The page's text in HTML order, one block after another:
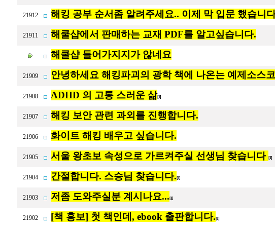
21912 해킹 공부 순서좀 알려주세요.. 이제 막 입문 했습니
21911 해쿨샵에서 판매하는 교재 PDF를 알고싶습니다.
해쿨샵 들어가지지가 않네요
21909 안녕하세요 해킹파괴의 광학 책에 나온는 예제소스
21908 ADHD 의 고통 스러운 삶[1]
21907 해킹 보안 관련 과외를 진행합니다.
21906 화이트 해킹 배우고 싶습니다.
21905 서울 왕초보 속성으로 가르켜주실 선생님 찾습니다 [1]
21904 간절합니다. 스승님 찾습니다. [1]
21903 저좀 도와주실분 계시나요... [1]
21902 [책 홍보] 첫 책인데, ebook 출판합니다. [1]